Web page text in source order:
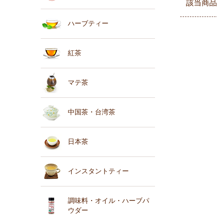
該当商
ハーブティー
紅茶
マテ茶
中国茶・台湾茶
日本茶
インスタントティー
調味料・オイル・ハーブパ
ウダー